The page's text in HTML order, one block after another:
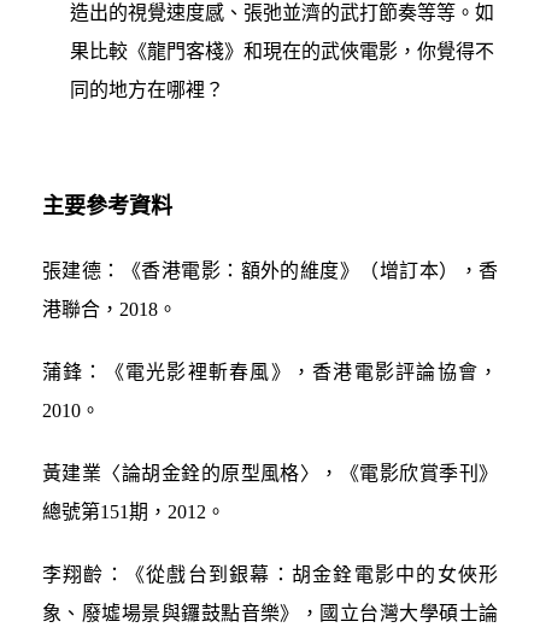
造出的視覺速度感、張弛並濟的武打節奏等等。如
果比較《龍門客棧》和現在的武俠電影，你覺得不
同的地方在哪裡？
主要參考資料
張建德：《香港電影：額外的維度》（增訂本），香
港聯合，2018。
蒲鋒：《電光影裡斬春風》，香港電影評論協會，
2010。
黃建業〈論胡金銓的原型風格〉，《電影欣賞季刊》
總號第151期，2012。
李翔齡：《從戲台到銀幕：胡金銓電影中的女俠形
象、廢墟場景與鑼鼓點音樂》，國立台灣大學碩士論